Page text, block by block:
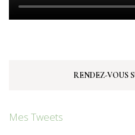
RENDEZ-VOUS
Mes Tweets